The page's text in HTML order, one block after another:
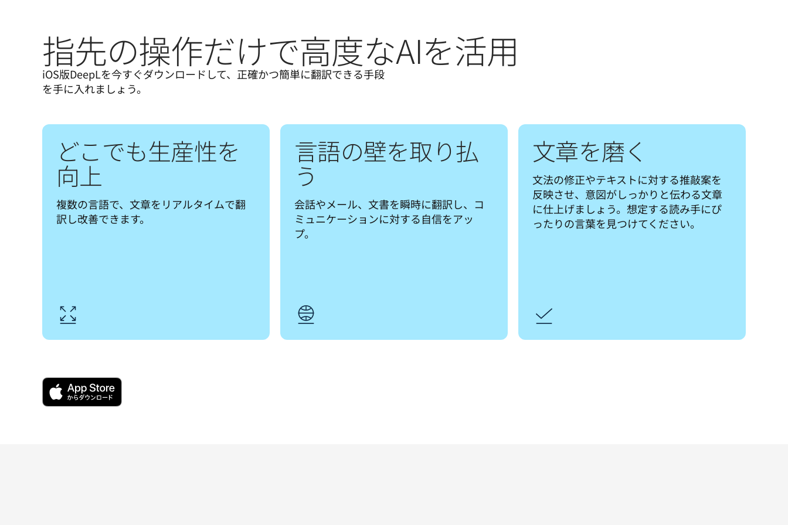
指先の操作だけで高度なAIを活用
iOS版DeepLを今すぐダウンロードして、正確かつ簡単に翻訳できる手段
を手に入れましょう。
どこでも生産性を
向上
複数の言語で、文章をリアルタイムで翻
訳し改善できます。
言語の壁を取り払
う
会話やメール、文書を瞬時に翻訳し、コ
ミュニケーションに対する自信をアッ
プ。
文章を磨く
文法の修正やテキストに対する推敲案を
反映させ、意図がしっかりと伝わる文章
に仕上げましょう。想定する読み手にぴ
ったりの言葉を見つけてください。